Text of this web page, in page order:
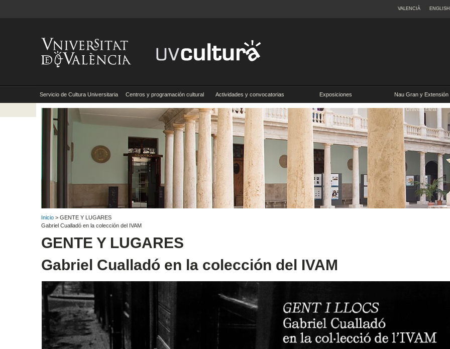
VALENCIÀ ENGLISH
Servicio de Cultura Universitaria Centros y programación cultural Actividades y convocatorias Exposiciones Nau Gran y Extensión
Universitaria
Inicio > GENTE Y LUGARES
Gabriel Cualladó en la colección del IVAM
GENTE Y LUGARES
Gabriel Cualladó en la colección del IVAM